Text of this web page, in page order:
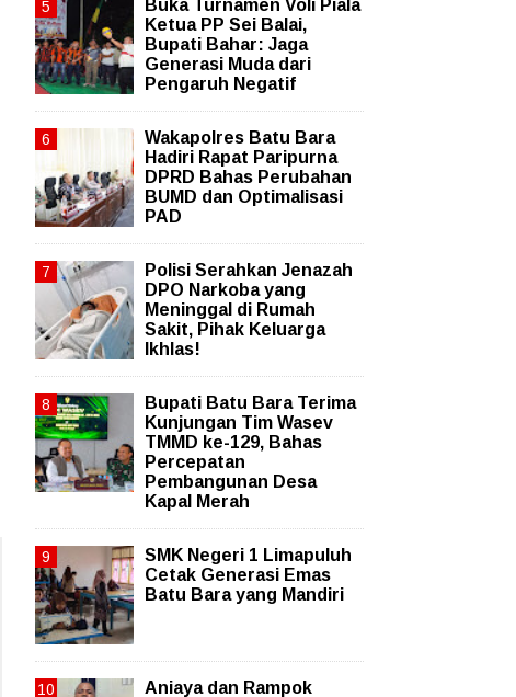
Buka Turnamen Voli Piala
Ketua PP Sei Balai,
Bupati Bahar: Jaga
Generasi Muda dari
Pengaruh Negatif
Wakapolres Batu Bara
Hadiri Rapat Paripurna
DPRD Bahas Perubahan
BUMD dan Optimalisasi
PAD
Polisi Serahkan Jenazah
DPO Narkoba yang
Meninggal di Rumah
Sakit, Pihak Keluarga
Ikhlas!
Bupati Batu Bara Terima
Kunjungan Tim Wasev
TMMD ke-129, Bahas
Percepatan
Pembangunan Desa
Kapal Merah
SMK Negeri 1 Limapuluh
Cetak Generasi Emas
Batu Bara yang Mandiri
Aniaya dan Rampok